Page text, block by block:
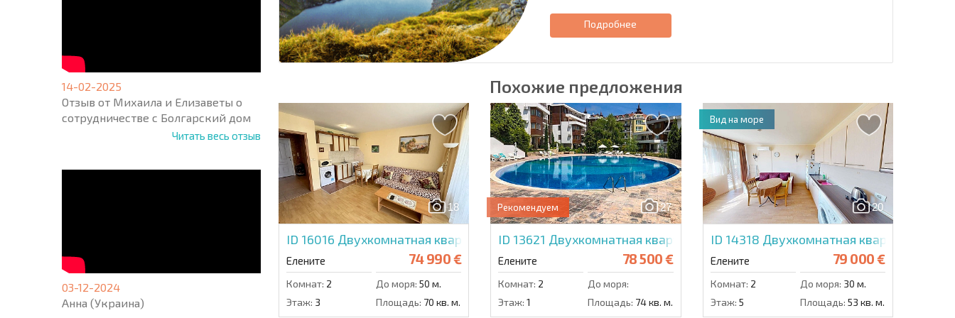
14-02-2025
Отзыв от Михаила и Елизаветы о
сотрудничестве с Болгарский дом
Читать весь отзыв
03-12-2024
Анна (Украина)
Подробнее
Похожие предложения
18
ID 16016 Двухкомнатная квартира в Привилидж Форт
Елените 74 990 €
Комнат: 2 До моря: 50 м.
Этаж: 3 Площадь: 70 кв. м.
27
Рекомендуем
ID 13621 Двухкомнатная квартира в Мессамбрия Форт Бич
Елените 78 500 €
Комнат: 2
До моря:
Этаж: 1 Площадь: 74 кв. м.
20
ID 14318 Двухкомнатная квартира в
Елените 79 000 €
Комнат: 2 До моря: 30 м.
Этаж: 5 Площадь: 53 кв. м.
Вид на море